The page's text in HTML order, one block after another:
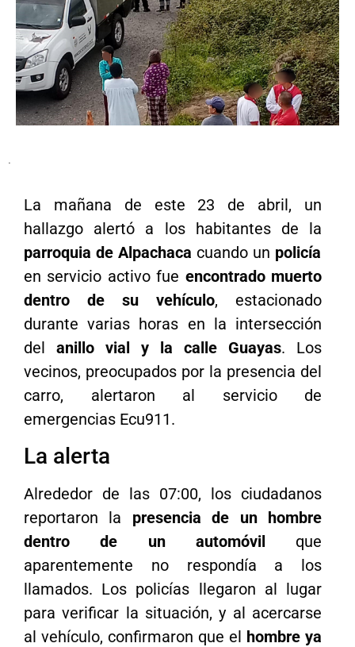
.
La mañana de este 23 de abril, un
hallazgo alertó a los habitantes de la
parroquia de Alpachaca cuando un policía
en servicio activo fue encontrado muerto
dentro de su vehículo, estacionado
durante varias horas en la intersección
del anillo vial y la calle Guayas. Los
vecinos, preocupados por la presencia del
carro, alertaron al servicio de
emergencias Ecu911.
La alerta
Alrededor de las 07:00, los ciudadanos
reportaron la presencia de un hombre
dentro de un automóvil que
aparentemente no respondía a los
llamados. Los policías llegaron al lugar
para verificar la situación, y al acercarse
al vehículo, confirmaron que el hombre ya